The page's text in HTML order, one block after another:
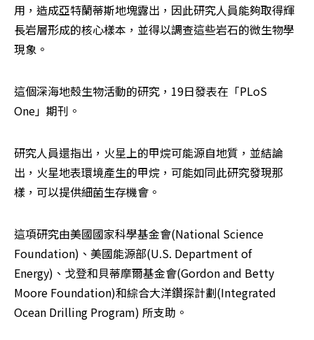
用，造成亞特蘭蒂斯地塊露出，因此研究人員能夠取得輝
長岩層形成的核心樣本，並得以調查這些岩石的微生物學
現象。
這個深海地殼生物活動的研究，19日發表在「PLoS
One」期刊。
研究人員還指出，火星上的甲烷可能源自地質，並結論
出，火星地表環境產生的甲烷，可能如同此研究發現那
樣，可以提供細菌生存機會。
這項研究由美國國家科學基金會(National Science
Foundation)、美國能源部(U.S. Department of
Energy)、戈登和貝蒂摩爾基金會(Gordon and Betty
Moore Foundation)和綜合大洋鑽探計劃(Integrated
Ocean Drilling Program) 所支助。